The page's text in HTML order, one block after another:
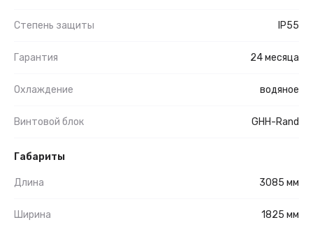
Степень защиты IP55
Гарантия 24 месяца
Охлаждение водяное
Винтовой блок GHH-Rand
Габариты
Длина 3085 мм
Ширина 1825 мм